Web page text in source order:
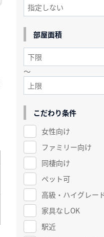
部屋面積
～
こだわり条件
女性向け
ファミリー向け
同棲向け
ペット可
高級・ハイグレー
家具なしOK
駅近